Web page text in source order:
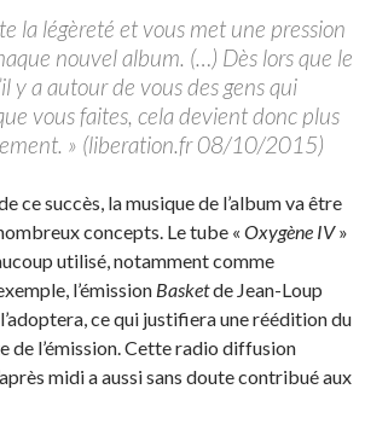
la légèreté et vous met une pression
nouvel album. (…) Dès lors que le
y a autour de vous des gens qui
vous faites, cela devient donc plus
» (liberation.fr 08/10/2015)
ce succès, la musique de l’album va être
concepts. Le tube « Oxygène IV»
utilisé, notamment comme
l’émission Basketde Jean-Loup
ce qui justifiera une réédition du
de l’émission. Cette radio diffusion
midi a aussi sans doute contribué aux